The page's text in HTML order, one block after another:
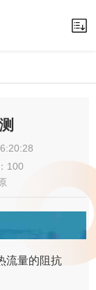
100
流量的阻抗